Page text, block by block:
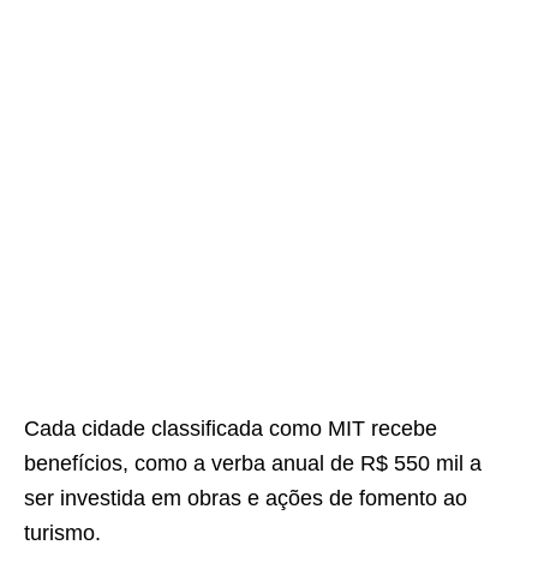
Cada cidade classificada como MIT recebe
benefícios, como a verba anual de R$ 550 mil a
ser investida em obras e ações de fomento ao
turismo.